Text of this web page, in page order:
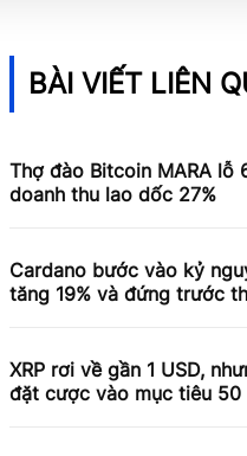
BÀI VIẾT LIÊN
Thợ đào Bitcoin MARA lỗ
doanh thu lao dốc 27%
Cardano bước vào kỷ
tăng 19% và đứng trước
XRP rơi về gần 1 USD,
đặt cược vào mục tiêu 50